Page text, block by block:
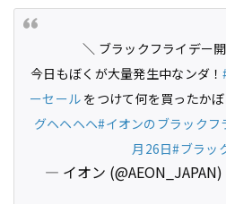
＼ ブラックフライデー
今日もぼくが大量発生中なンダ！
ーセール をつけて何を買ったか
グヘヘヘヘ#イオンのブラック
月26日#ブラッ
— イオン (@AEON_JAPAN)